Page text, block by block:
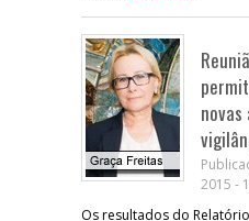
novas
2015 -
Os resultados do